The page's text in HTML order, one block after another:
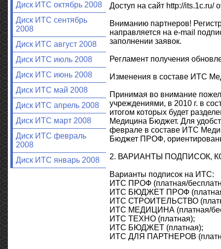
Диск ИТС октябрь 2008
Диск ИТС сентябрь
2008
Диск ИТС август 2008
Диск ИТС июль 2008
Диск ИТС июнь 2008
Диск ИТС май 2008
Диск ИТС апрель 2008
Диск ИТС март 2008
Диск ИТС февраль
2008
Диск ИТС январь 2008
Доступ на сайт http://its.1c.ru/
Вниманию партнеров!
направляется на e-mail
заполнении заявок.
Регламент получения
Изменения в составе ИТС
Принимая во внимание
учреждениями, в 2010 г. в
итогом которых будет
Медицина Бюджет. Для
феврале в составе ИТС
Бюджет ПРОФ,
2. ВАРИАНТЫ ПОДПИСОК,
Варианты подписок на ИТС:
ИТС ПРОФ (платная/
ИТС БЮДЖЕТ ПРОФ
ИТС СТРОИТЕЛЬСТВО
ИТС МЕДИЦИНА (платная/
ИТС ТЕХНО (платная);
ИТС БЮДЖЕТ (платная);
ИТС ДЛЯ ПАРТНЕРОВ